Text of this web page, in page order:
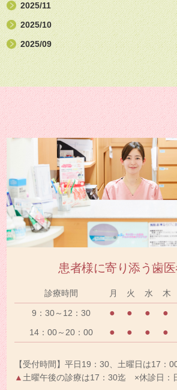
2025/11
2025/10
2025/09
患者様に寄り添う歯
診療時間 月 火 水 木
9：30～12：30 ● ● ● ●
14：00～20：00 ● ● ● ●
【受付時間】平日19：30、土曜日は17：
▲ 土曜午後の診療は17：30迄 ×休診日：